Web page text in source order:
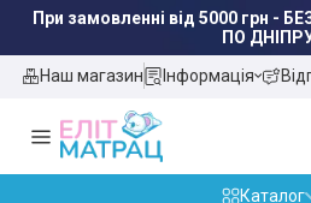
При замовленні від 5000 грн -
ПО
Наш магазин
Інформація
Каталог